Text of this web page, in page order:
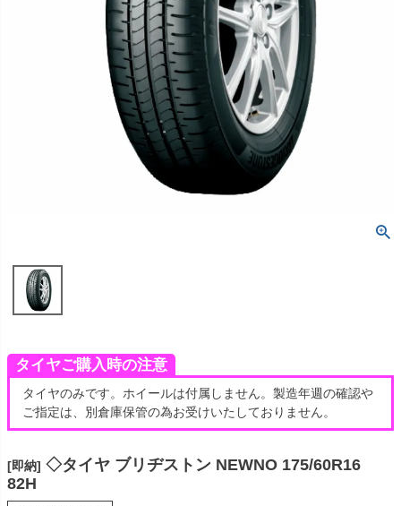
タイヤご購入時の注意
タイヤのみです。ホイールは付属しません。製造年週の確認や
ご指定は、別倉庫保管の為お受けいたしておりません。
[即納] ◇タイヤ ブリヂストン NEWNO 175/60R16
82H